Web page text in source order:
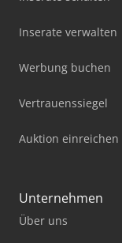
Inserate verwalten
Werbung buchen
Vertrauenssiegel
Auktion einreichen
Unternehmen
Über uns